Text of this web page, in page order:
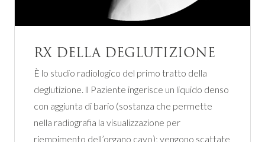
RX DELLA DEGLUTIZIONE
È lo studio radiologico del primo tratto della
deglutizione. ll Paziente ingerisce un liquido denso
con aggiunta di bario (sostanza che permette
nella radiografia la visualizzazione per
riempimento dell’organo cavo); vengono scattate